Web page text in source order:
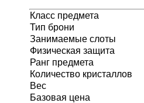
Класс предмета
Тип брони
Занимаемые слоты
Физическая защита
Ранг предмета
Количество кристаллов
Вес
Базовая цена